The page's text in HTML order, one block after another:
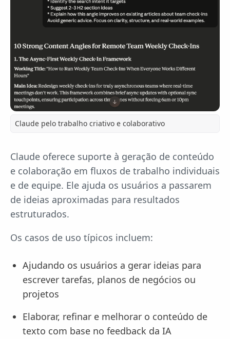
Claude pelo trabalho criativo e colaborativo
Claude oferece suporte à geração de conteúdo
e colaboração em fluxos de trabalho individuais
e de equipe. Ele ajuda os usuários a passarem
de ideias aproximadas para resultados
estruturados.
Os casos de uso típicos incluem:
Ajudando os usuários a gerar ideias para
escrever tarefas, planos de negócios ou
projetos
Elaborar, refinar e melhorar o conteúdo de
texto com base no feedback da IA